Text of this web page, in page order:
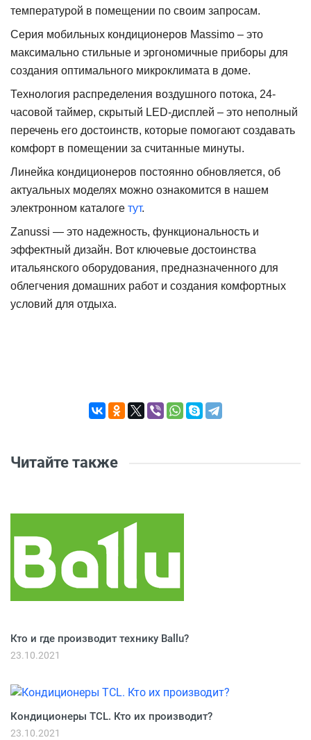
температурой в помещении по своим запросам.
Серия мобильных кондиционеров Massimo – это
максимально стильные и эргономичные приборы для
создания оптимального микроклимата в доме.
Технология распределения воздушного потока, 24-
часовой таймер, скрытый LED-дисплей – это неполный
перечень его достоинств, которые помогают создавать
комфорт в помещении за считанные минуты.
Линейка кондиционеров постоянно обновляется, об
актуальных моделях можно ознакомится в нашем
электронном каталоге тут.
Zanussi — это надежность, функциональность и
эффектный дизайн. Вот ключевые достоинства
итальянского оборудования, предназначенного для
облегчения домашних работ и создания комфортных
условий для отдыха.
Читайте также
Кто и где производит технику Ballu?
23.10.2021
Кондиционеры TCL. Кто их производит?
23.10.2021